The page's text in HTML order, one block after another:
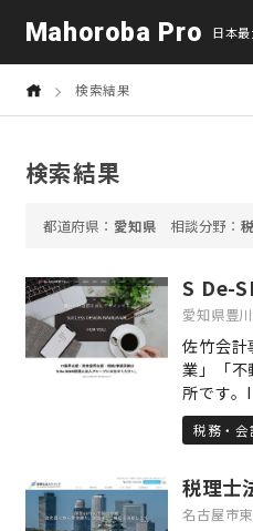
Mahoroba Pro 日本
検索結果
検索結果
愛知県
S De-
愛知県豊
佐竹会計
業」「不
所です
の効率化
る化、事
に応じて
いきます
税務・会
税理士
名古屋市